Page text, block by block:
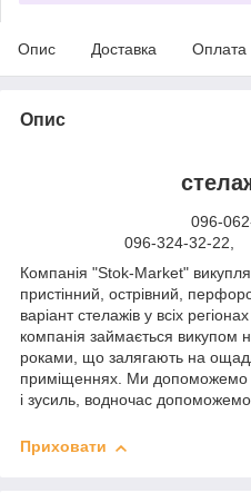
Опис Доставка Оплата
Опис
куп
096-062-51-
096-324-32-
Компанія "Stok-Market"
пристінний, острівний,
варіант стелажів у всіх
компанія займається викупом
роками, що залягають на
приміщеннях. Ми допоможемо
і зусиль, водночас
Приховати